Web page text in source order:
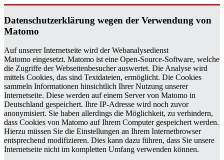
Da­ten­schutz­er­klä­rung wegen der Ver­wen­dung von
Ma­to­mo
Auf unserer Internetseite wird der Webanalysedienst
Matomo eingesetzt. Matomo ist eine Open-Source-Software, welche
die Zugriffe der Webseitenbesucher auswertet. Die Analyse wird
mittels Cookies, das sind Textdateien, ermöglicht. Die Cookies
sammeln Informationen hinsichtlich Ihrer Nutzung unserer
Internetseite. Diese werden auf einem Server von Matomo in
Deutschland gespeichert. Ihre IP-Adresse wird noch zuvor
anonymisiert. Sie haben allerdings die Möglichkeit, zu verhindern,
dass Cookies von Matomo auf Ihrem Computer gespeichert werden.
Hierzu müssen Sie die Einstellungen an Ihrem Internetbrowser
entsprechend modifizieren. Dies kann dazu führen, dass Sie unsere
Internetseite nicht im kompletten Umfang verwenden können.